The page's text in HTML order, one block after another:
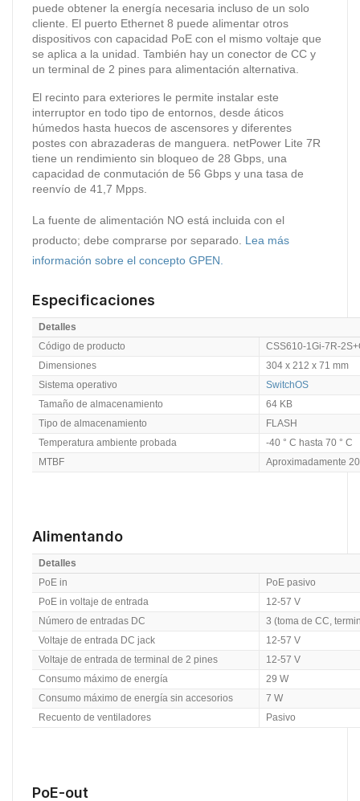
puede obtener la energía necesaria incluso de un solo
cliente. El puerto Ethernet 8 puede alimentar otros
dispositivos con capacidad PoE con el mismo voltaje que
se aplica a la unidad. También hay un conector de CC y
un terminal de 2 pines para alimentación alternativa.
El recinto para exteriores le permite instalar este
interruptor en todo tipo de entornos, desde áticos
húmedos hasta huecos de ascensores y diferentes
postes con abrazaderas de manguera. netPower Lite 7R
tiene un rendimiento sin bloqueo de 28 Gbps, una
capacidad de conmutación de 56 Gbps y una tasa de
reenvío de 41,7 Mpps.
La fuente de alimentación NO está incluida con el
producto; debe comprarse por separado. Lea más
información sobre el concepto GPEN.
Especificaciones
Detalles
Código de producto
CSS610-1Gi-7R-
Dimensiones
304 x 212 x 71 mm
Sistema operativo
SwitchOS
Tamaño de almacenamiento
64 KB
Tipo de almacenamiento
FLASH
Temperatura ambiente probada
-40 ° C hasta 70 ° C
MTBF
Aproximadamente
Alimentando
Detalles
PoE in
PoE pasivo
PoE in voltaje de entrada
12-57 V
Número de entradas DC
3 (toma de CC,
Voltaje de entrada DC jack
12-57 V
Voltaje de entrada de terminal de 2 pines
12-57 V
Consumo máximo de energía
29 W
Consumo máximo de energía sin accesorios
7 W
Recuento de ventiladores
Pasivo
PoE-out